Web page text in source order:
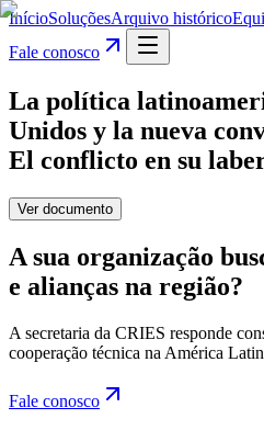
InícioSoluçõesArquivo histórico
Fale conosco
La política
Unidos y la nueva
El conflicto en su
Ver documento
A sua organização
e alianças na região?
A secretaria da CRIES responde
cooperação técnica na América
Fale conosco